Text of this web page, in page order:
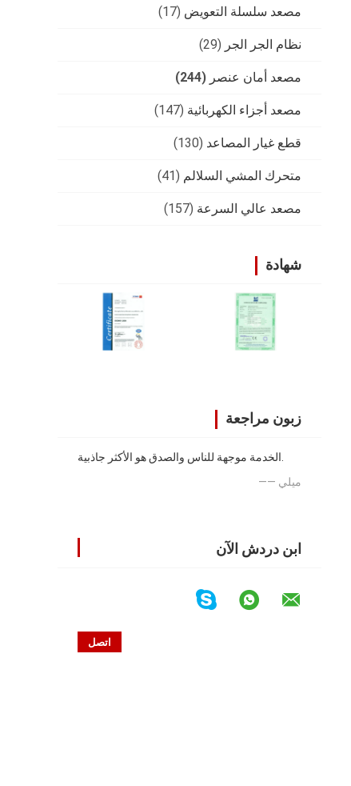
مصعد سلسلة التعويض (17)
نظام الجر الجر (29)
مصعد أمان عنصر (244)
مصعد أجزاء الكهربائية (147)
قطع غيار المصاعد (130)
متحرك المشي السلالم (41)
مصعد عالي السرعة (157)
شهادة
زبون مراجعة
الخدمة موجهة للناس والصدق هو الأكثر جاذبية.
—— ميلي
ابن دردش الآن